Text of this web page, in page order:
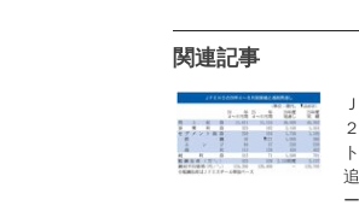
関連記事
ー